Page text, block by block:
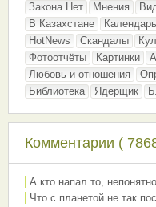
Закона.Нет
Мнения
В Казахстане
Календарь
HotNews
Скандалы
Фотоотчёты
Картинки
Любовь и отношения
Библиотека
Ядерщик
Комментарии (
А кто напал то, непонятно
Что с планетой не так